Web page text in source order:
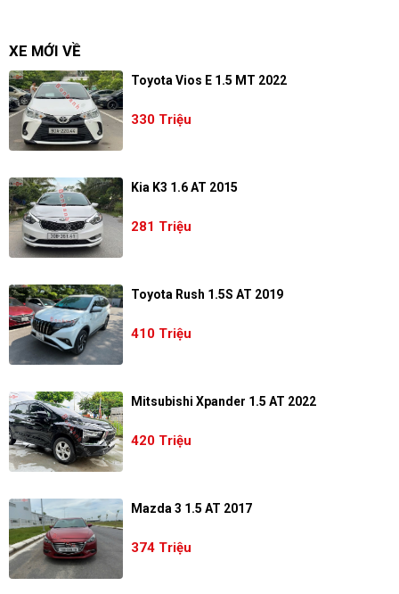
XE MỚI VỀ
Toyota Vios E 1.5 MT 2022
330 Triệu
Kia K3 1.6 AT 2015
281 Triệu
Toyota Rush 1.5S AT 2019
410 Triệu
Mitsubishi Xpander 1.5 AT 2022
420 Triệu
Mazda 3 1.5 AT 2017
374 Triệu